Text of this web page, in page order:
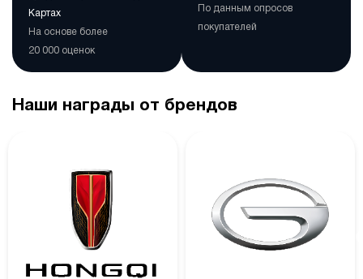
Картах
На основе более
20 000 оценок
По данным опросов
покупателей
Наши награды от брендов